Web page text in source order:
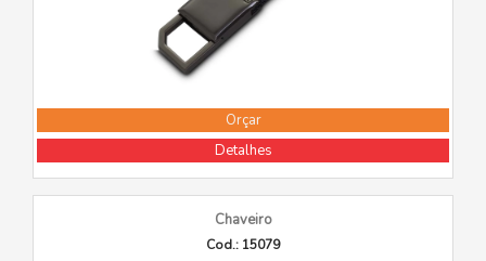
Orçar
Detalhes
Chaveiro
Cod.: 15079